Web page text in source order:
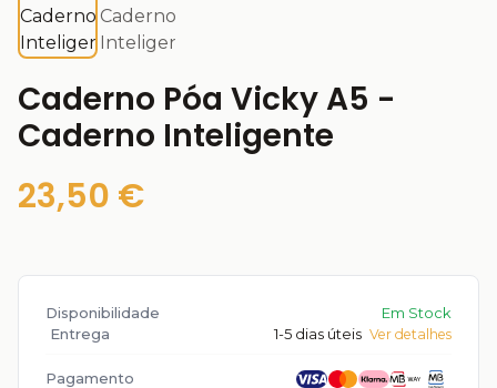
Caderno Póa Vicky A5 -
Caderno Inteligente
23,50 €
Disponibilidade
Em Stock
Entrega
1-5 dias úteis Ver detalhes
Pagamento